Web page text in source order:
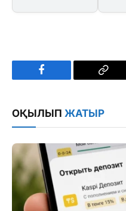
Facebook
Copy
ОҚЫЛЫП ЖАТЫР